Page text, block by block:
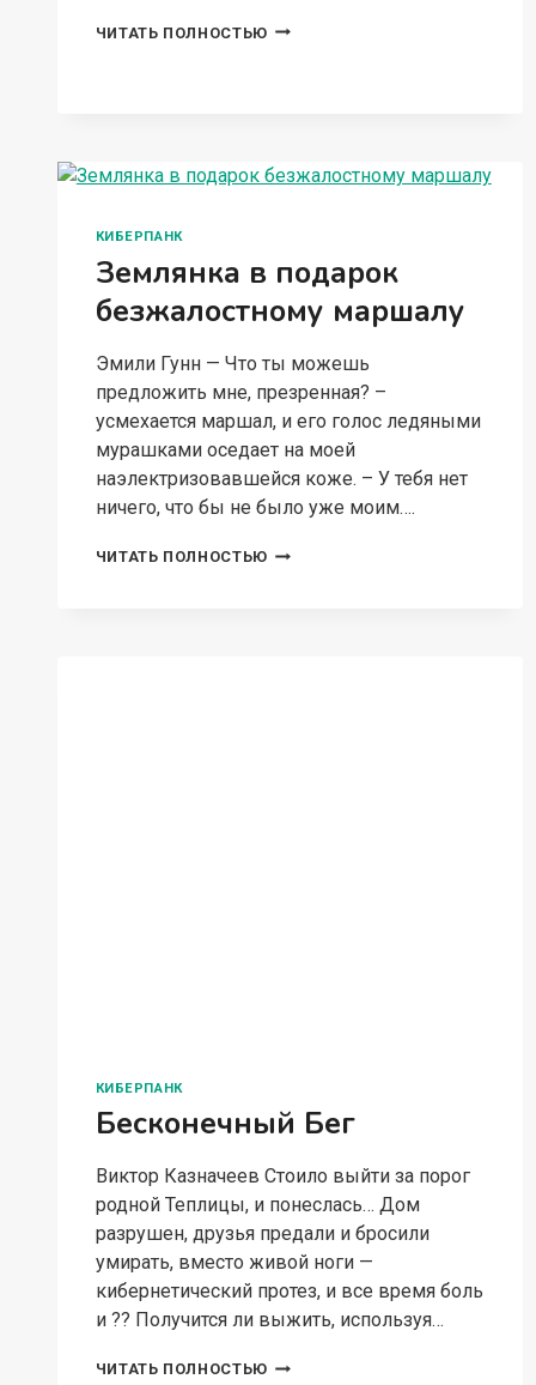
ЧИТАТЬ ПОЛНОСТЬЮ ИСКИН.
КИБЕРПАНК
Землянка в подарок
безжалостному маршалу
Эмили Гунн — Что ты можешь
предложить мне, презренная? –
усмехается маршал, и его голос ледяными
мурашками оседает на моей
наэлектризовавшейся коже. – У тебя нет
ничего, что бы не было уже моим….
ЧИТАТЬ ПОЛНОСТЬЮ ЗЕМЛЯНКА
КИБЕРПАНК
Бесконечный Бег
Виктор Казначеев Стоило выйти за порог
родной Теплицы, и понеслась… Дом
разрушен, друзья предали и бросили
умирать, вместо живой ноги —
кибернетический протез, и все время боль
и ?? Получится ли выжить, используя…
ЧИТАТЬ ПОЛНОСТЬЮ БЕСКОНЕЧНЫЙ